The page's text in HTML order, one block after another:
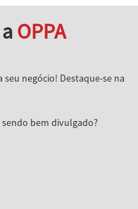
OPPA
negócio! Destaque-se na
sendo bem divulgado?